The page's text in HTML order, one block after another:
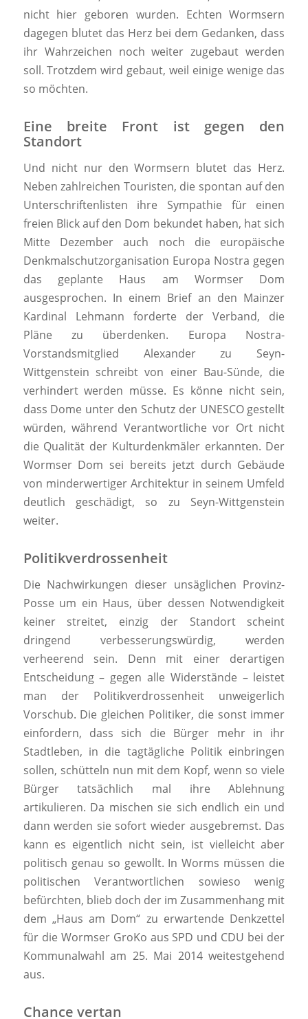
nicht hier geboren wurden. Echten Wormsern
dagegen blutet das Herz bei dem Gedanken, dass
ihr Wahrzeichen noch weiter zugebaut werden
soll. Trotzdem wird gebaut, weil einige wenige das
so möchten.
Eine breite Front ist gegen den
Standort
Und nicht nur den Wormsern blutet das Herz.
Neben zahlreichen Touristen, die spontan auf den
Unterschriftenlisten ihre Sympathie für einen
freien Blick auf den Dom bekundet haben, hat sich
Mitte Dezember auch noch die europäische
Denkmalschutzorganisation Europa Nostra gegen
das geplante Haus am Wormser Dom
ausgesprochen. In einem Brief an den Mainzer
Kardinal Lehmann forderte der Verband, die
Pläne zu überdenken. Europa Nostra-
Vorstandsmitglied Alexander zu Seyn-
Wittgenstein schreibt von einer Bau-Sünde, die
verhindert werden müsse. Es könne nicht sein,
dass Dome unter den Schutz der UNESCO gestellt
würden, während Verantwortliche vor Ort nicht
die Qualität der Kulturdenkmäler erkannten. Der
Wormser Dom sei bereits jetzt durch Gebäude
von minderwertiger Architektur in seinem Umfeld
deutlich geschädigt, so zu Seyn-Wittgenstein
weiter.
Politikverdrossenheit
Die Nachwirkungen dieser unsäglichen Provinz-
Posse um ein Haus, über dessen Notwendigkeit
keiner streitet, einzig der Standort scheint
dringend verbesserungswürdig, werden
verheerend sein. Denn mit einer derartigen
Entscheidung – gegen alle Widerstände – leistet
man der Politikverdrossenheit unweigerlich
Vorschub. Die gleichen Politiker, die sonst immer
einfordern, dass sich die Bürger mehr in ihr
Stadtleben, in die tagtägliche Politik einbringen
sollen, schütteln nun mit dem Kopf, wenn so viele
Bürger tatsächlich mal ihre Ablehnung
artikulieren. Da mischen sie sich endlich ein und
dann werden sie sofort wieder ausgebremst. Das
kann es eigentlich nicht sein, ist vielleicht aber
politisch genau so gewollt. In Worms müssen die
politischen Verantwortlichen sowieso wenig
befürchten, blieb doch der im Zusammenhang mit
dem „Haus am Dom“ zu erwartende Denkzettel
für die Wormser GroKo aus SPD und CDU bei der
Kommunalwahl am 25. Mai 2014 weitestgehend
aus.
Chance vertan